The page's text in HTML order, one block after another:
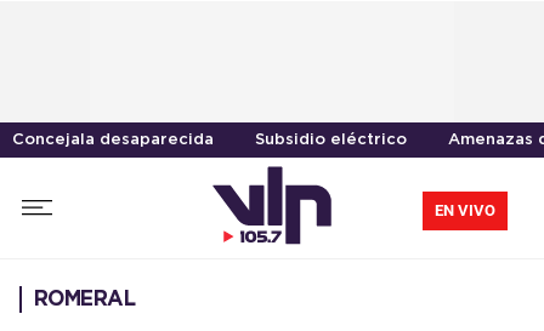
Concejala desaparecida Subsidio eléctrico Amenazas
EN VIVO
ROMERAL